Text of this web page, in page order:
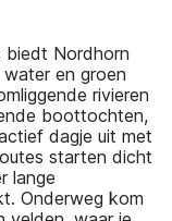
biedt Nordhorn
en groen
rivieren
boottochten,
dagje uit met
starten dicht
lange
Onderweg kom